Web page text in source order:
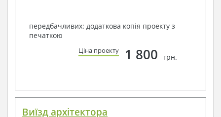
передбачливих: додаткова копія проекту з
печаткою
Ціна проекту 1 800 грн.
Виїзд архітектора